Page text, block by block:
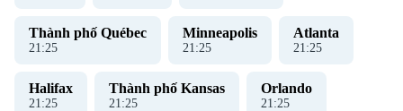
Thành phố Québec
21:26
Minneapolis
21:26
Atlanta
21:26
Halifax
21:26
Thành phố Kansas
21:26
Orlando
21:26